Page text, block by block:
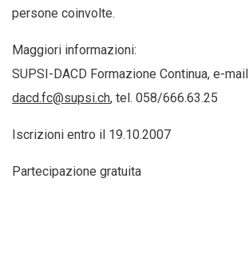
persone coinvolte.
Maggiori informazioni:
SUPSI-DACD Formazione Continua, e-mail
dacd.fc@supsi.ch, tel. 058/666.63.25
Iscrizioni entro il 19.10.2007
Partecipazione gratuita